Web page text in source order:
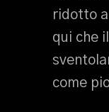
ridotto
qui che
come